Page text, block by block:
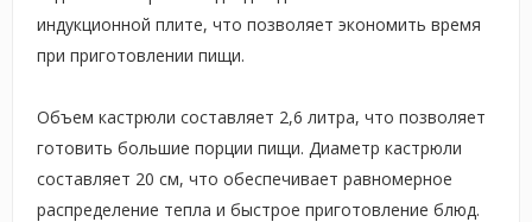
индукционной плите, что позволяет экономить время
при приготовлении пищи.
Объем кастрюли составляет 2,6 литра, что позволяет
готовить большие порции пищи. Диаметр кастрюли
составляет 20 см, что обеспечивает равномерное
распределение тепла и быстрое приготовление блюд.